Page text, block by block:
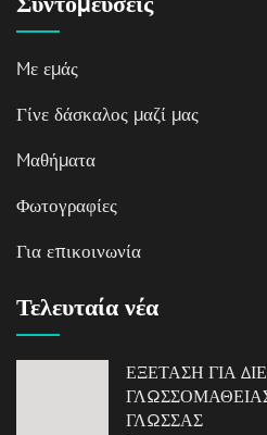
Mε εμάς
Γίνε δάσκαλος μαζί μας
Mαθήματα
Φωτογραφίες
Για επικοινωνία
Τελευταία νέα
ΕΞΕΤΑΣΗ ΓΙΑ
ΓΛΩΣΣΑΣ